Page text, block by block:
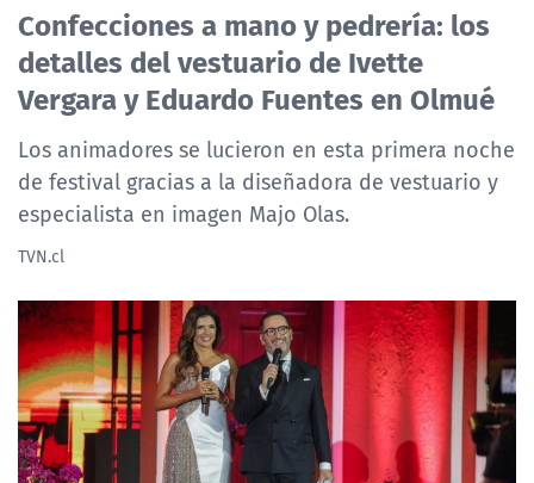
ACTUALIDAD Y TENDENCIAS
CORPORATIVO Y TRANSPARENCIA
CANAL DE DENUNCIAS
ÁREA DE PROYECTOS
Confecciones a mano y pedrería: los
detalles del vestuario de Ivette
Vergara y Eduardo Fuentes en Olmué
Los animadores se lucieron en esta primera noche
de festival gracias a la diseñadora de vestuario y
especialista en imagen Majo Olas.
TVN.cl